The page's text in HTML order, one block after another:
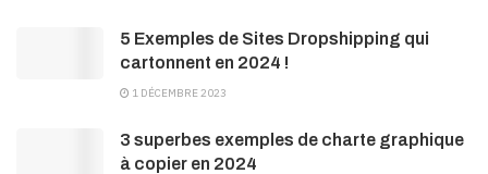
5 Exemples de Sites Dropshipping qui
cartonnent en 2024 !
1 DÉCEMBRE 2023
3 superbes exemples de charte graphique
à copier en 2024